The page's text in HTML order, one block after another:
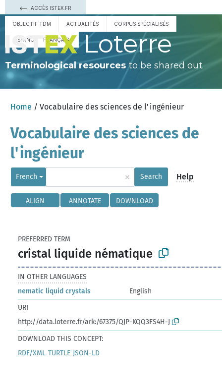
ACCÈS ISTEX.FR
OBJECTIF TDM ACTUALITÉS CORPUS SPÉCIALISÉS
ESPAÑOL FRANÇAIS Loterre
Terminological resourcesto be shared out
Home / Vocabulaire des sciences de l'ingénieur
Vocabulaire des sciences de
l'ingénieur
French × Search Help
ALIGN ANNOTATE DOWNLOAD
PREFERRED TERM
cristal liquide nématique
IN OTHER LANGUAGES
nematic liquid crystals
English
URI
http://data.loterre.fr/ark:/67375/QJP-KQQ3FS4H-J
DOWNLOAD THIS CONCEPT:
RDF/XML TURTLE JSON-LD